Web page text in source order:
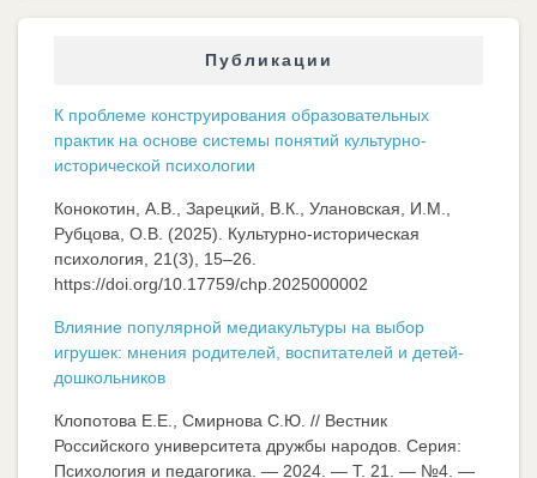
Публикации
К проблеме конструирования образовательных
практик на основе системы понятий культурно-
исторической психологии
Конокотин, А.В., Зарецкий, В.К., Улановская, И.М.,
Рубцова, О.В. (2025). Культурно-историческая
психология, 21(3), 15–26.
https://doi.org/10.17759/chp.2025000002
Влияние популярной медиакультуры на выбор
игрушек: мнения родителей, воспитателей и детей-
дошкольников
Клопотова Е.Е., Смирнова С.Ю. // Вестник
Российского университета дружбы народов. Серия:
Психология и педагогика. — 2024. — Т. 21. — №4. —